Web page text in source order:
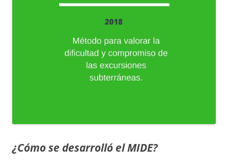
¿Cómo se desarrolló el MIDE?